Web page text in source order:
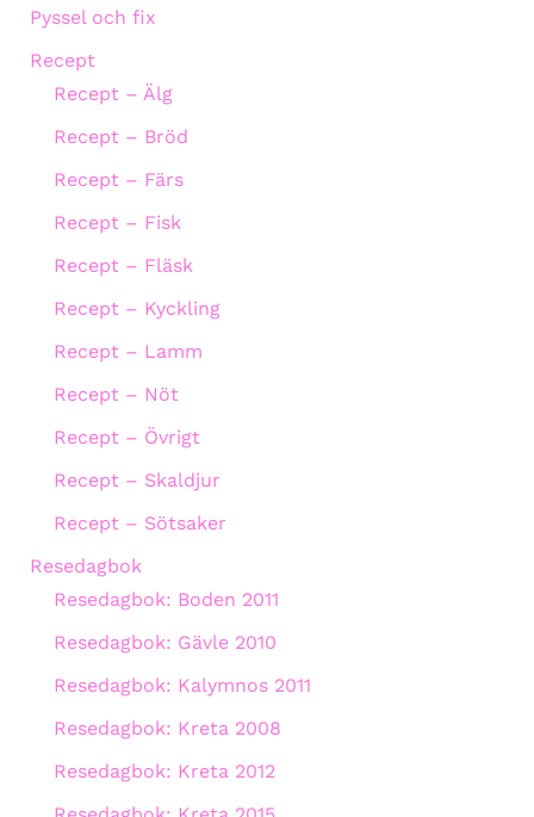
Pyssel och fix
Recept
Recept – Älg
Recept – Bröd
Recept – Färs
Recept – Fisk
Recept – Fläsk
Recept – Kyckling
Recept – Lamm
Recept – Nöt
Recept – Övrigt
Recept – Skaldjur
Recept – Sötsaker
Resedagbok
Resedagbok: Boden 2011
Resedagbok: Gävle 2010
Resedagbok: Kalymnos 2011
Resedagbok: Kreta 2008
Resedagbok: Kreta 2012